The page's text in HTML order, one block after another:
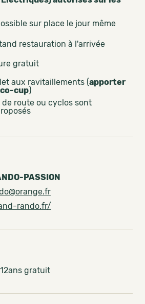
sur place le jour même
restauration à l'arrivée
gratuit
aux ravitaillements (apporter
cup)
route ou cyclos sont
PASSION
rando.fr/
gratuit